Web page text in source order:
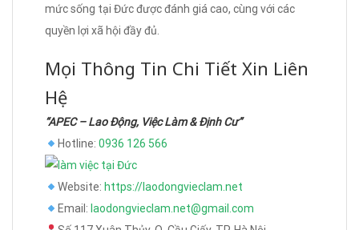
mức sống tại Đức được đánh giá cao, cùng với các
quyền lợi xã hội đầy đủ.
Mọi Thông Tin Chi Tiết Xin Liên
Hệ
“APEC – Lao Động, Việc Làm & Định Cư”
Hotline: 0936 126 566
Website: https://laodongvieclam.net
Email: laodongvieclam.net@gmail.com